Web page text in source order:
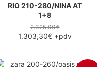
RIO 210-280/NINA AT
1+8
2.325,00€
1.303,30€+pdv